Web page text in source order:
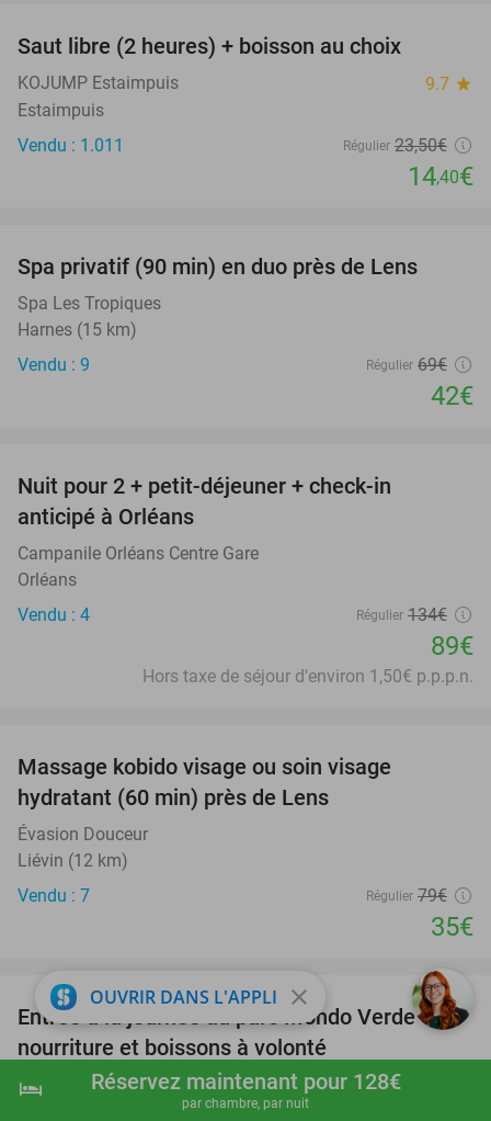
shopping_cart Réserver maintenant
hotel Réservez maintenant pour 128€
par chambre, par nuit
Saut libre (2 heures) + boisson au choix
KOJUMP Estaimpuis 9.7 star
Estaimpuis
Vendu : 1.011
Régulier 23,50€
14,40€
Spa privatif (90 min) en duo près de Lens
Spa Les Tropiques
Harnes (15 km)
Vendu : 9
Régulier 69€
42€
Nuit pour 2 + petit-déjeuner + check-in
anticipé à Orléans
Campanile Orléans Centre Gare
Orléans
Vendu : 4
Régulier 134€
89€
Hors taxe de séjour d'environ 1,50€ p.p.p.n.
Massage kobido visage ou soin visage
hydratant (60 min) près de Lens
Évasion Douceur
Liévin (12 km)
Vendu : 7
Régulier 79€
35€
25%
Entrée à la journée au parc Mondo Verde +
nourriture et boissons à volonté
Mondo Verde
OUVRIR DANS L'APPLI close